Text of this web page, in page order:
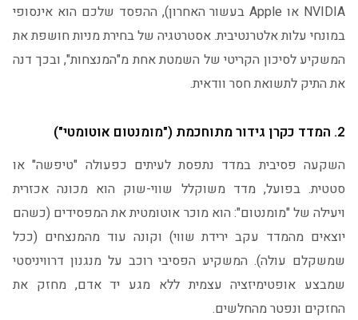
NVIDIA או Apple בעשור האחרון), ההפסד שלכם הוא אינסופי
במונחי עלות אלטרנטיבית. אסטרטגיה של בחירת מניות חושפת את
המשקיע לסיכון הקריטי של השמטת אחת מ"המנצחות", ובכך דנה
את התיק לתשואת חסר וודאית.
2. המדד כקרן גידור מתוחכמת ("מומנטום אוטומטי")
השקעה פסיבית במדד נתפסת לעיתים כפעולה "טיפשה" או
סטטית. בפועל, מדד משוקלל שווי-שוק הוא מכונה אכזרית
ויעילה של "מומנטום": הוא מוכר אוטומטית את המפסידים (כשהם
יוצאים מהמדד עקב ירידת שווי) וקונה עוד מהמנצחים (ככל
שמשקלם עולה). המשקיע הפסיבי רוכב על מנגנון דרוויניסטי
שמבצע אופטימיזציה עצמית ללא מגע יד אדם, מחזק את
החזקים ונפטר מהחלשים.